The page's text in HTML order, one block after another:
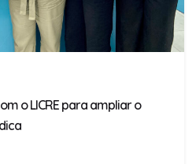
o LICRE para ampliar o